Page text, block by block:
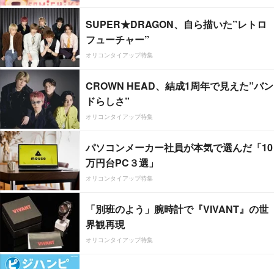
SUPER★DRAGON、自ら描いた”レトロ
フューチャー”
オリコンタイアップ特集
CROWN HEAD、結成1周年で見えた”バン
ドらしさ”
オリコンタイアップ特集
パソコンメーカー社員が本気で選んだ「10
万円台PC３選」
オリコンタイアップ特集
「別班のよう」腕時計で『VIVANT』の世
界観再現
オリコンタイアップ特集